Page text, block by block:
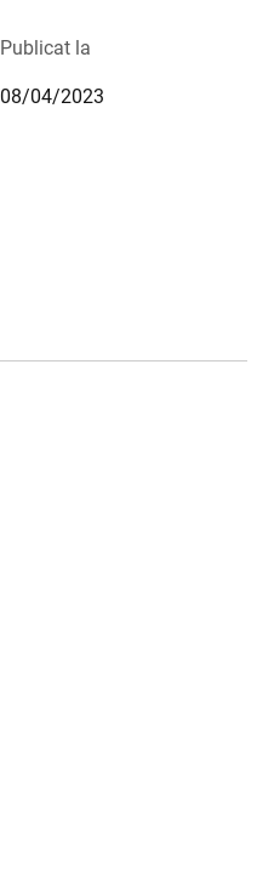
Publicat la
08/04/2023